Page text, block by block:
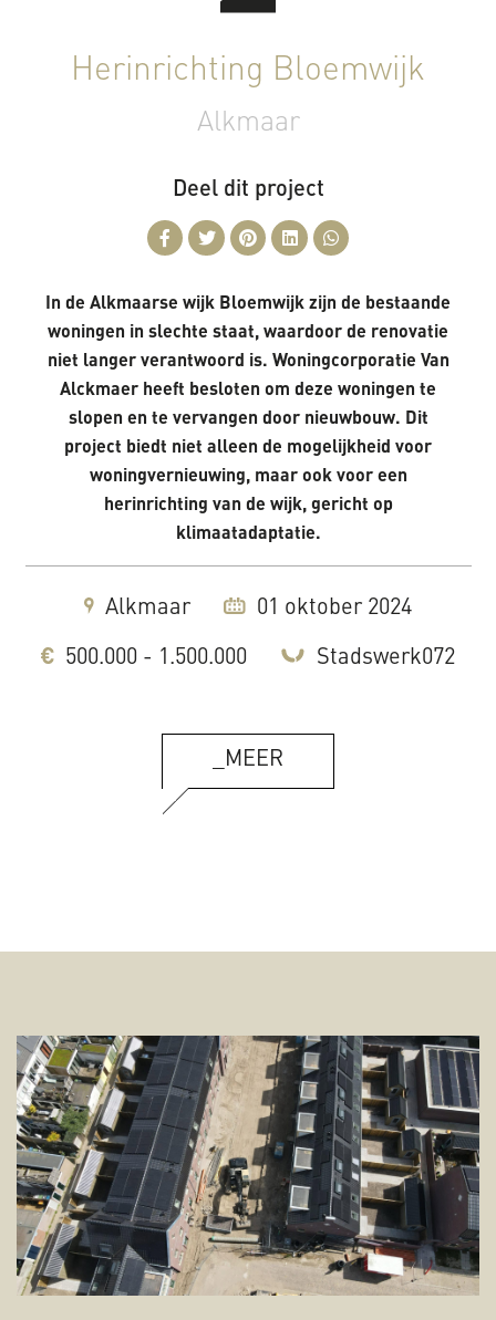
Herinrichting Bloemwijk
Alkmaar
Deel dit project
In de Alkmaarse wijk Bloemwijk zijn de bestaande
woningen in slechte staat, waardoor de renovatie
niet langer verantwoord is. Woningcorporatie Van
Alckmaer heeft besloten om deze woningen te
slopen en te vervangen door nieuwbouw. Dit
project biedt niet alleen de mogelijkheid voor
woningvernieuwing, maar ook voor een
herinrichting van de wijk, gericht op
klimaatadaptatie.
Alkmaar 01 oktober 2024
500.000 - 1.500.000 Stadswerk072
_MEER